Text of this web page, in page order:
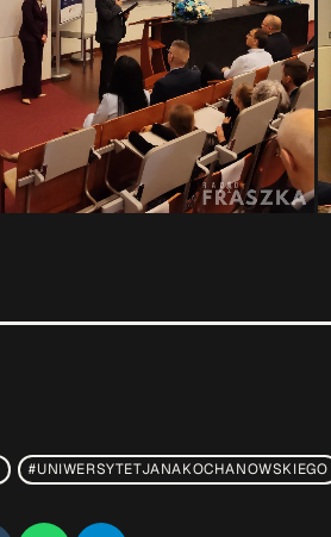
#UNIWERSYTETJANAKOCHANOWSKIEGO